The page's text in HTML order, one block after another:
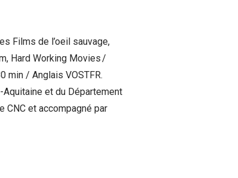
Films de l’oeil sauvage,
Hard Working Movies /
min / Anglais VOSTFR.
et du Département
CNC et accompagné par